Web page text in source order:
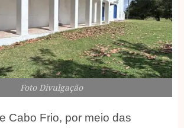
Foto Divulgação
Cabo Frio, por meio das